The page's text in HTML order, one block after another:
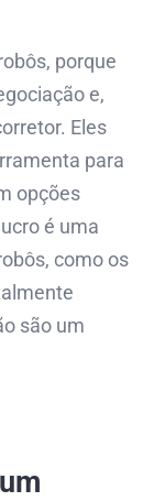
porque
e,
Eles
para
opções
é uma
como os
são um